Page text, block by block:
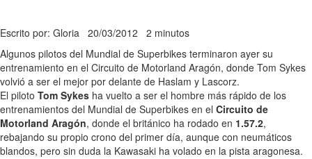
Escrito por: Gloria 20/03/2012 2 minutos
Algunos pilotos del Mundial de Superbikes terminaron ayer su
entrenamiento en el Circuito de Motorland Aragón, donde Tom Sykes
volvió a ser el mejor por delante de Haslam y Lascorz.
El piloto Tom Sykes ha vuelto a ser el hombre más rápido de los
entrenamientos del Mundial de Superbikes en el Circuito de
Motorland Aragón, donde el británico ha rodado en 1.57.2,
rebajando su propio crono del primer día, aunque con neumáticos
blandos, pero sin duda la Kawasaki ha volado en la pista aragonesa.